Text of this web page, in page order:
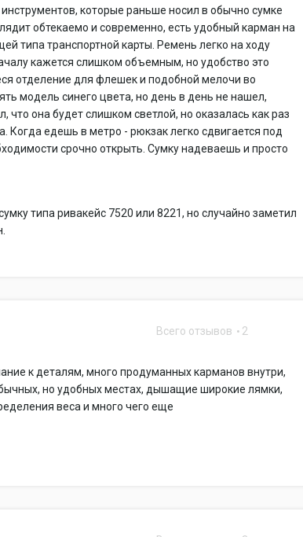
которые раньше носил в обычно сумке
обтекаемо и современно, есть удобный карман на
типа транспортной карты. Ремень легко на ходу
кажется слишком объемным, но удобство это
отделение для флешек и подобной мелочи во
модель синего цвета, но день в день не нашел,
что она будет слишком светлой, но оказалась как раз
Когда едешь в метро - рюкзак легко сдвигается под
срочно открыть. Сумку надеваешь и просто
типа ривакейс 7520 или 8221, но случайно заметил
Всего отзывов 2
к деталям, много продуманных карманов внутри,
но удобных местах, дышащие широкие лямки,
веса и много чего еще